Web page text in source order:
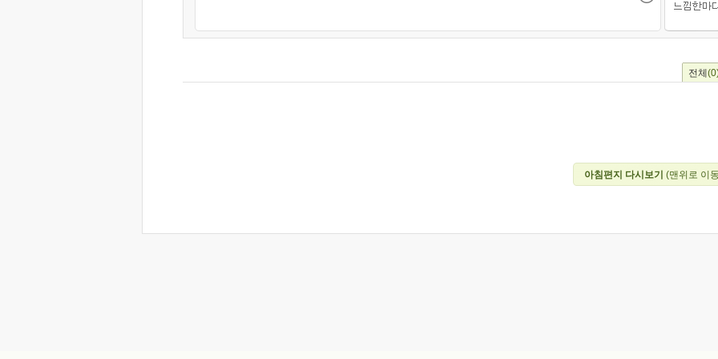
전체
아침편지 다시보기 (맨위로 이